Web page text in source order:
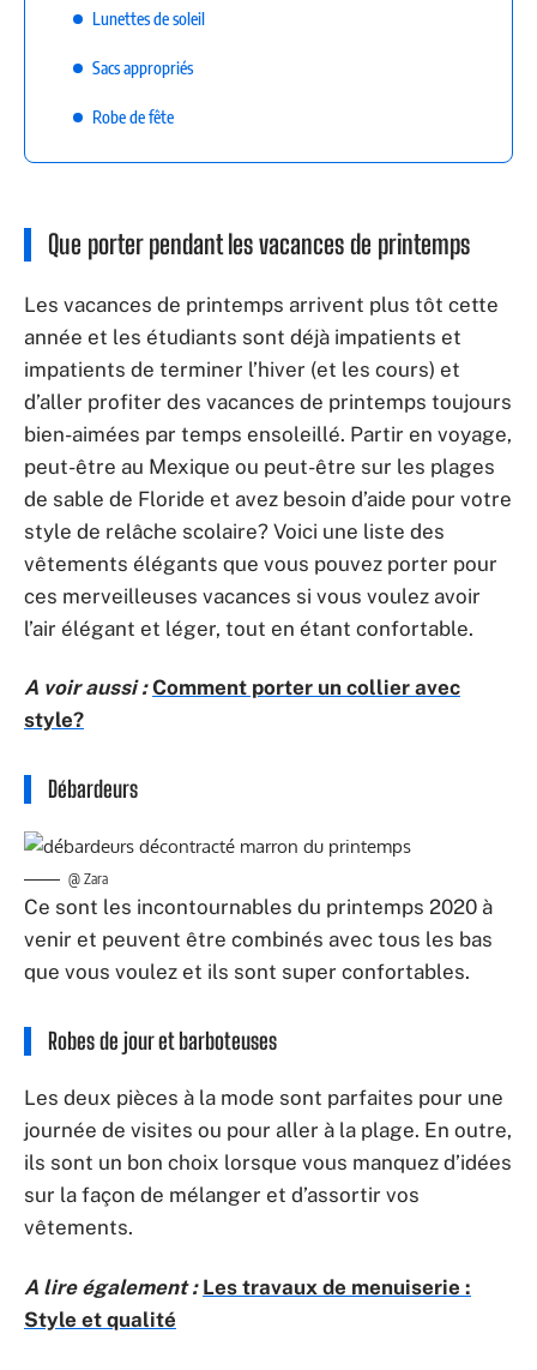
Lunettes de soleil
Sacs appropriés
Robe de fête
Que porter pendant les vacances de printemps
Les vacances de printemps arrivent plus tôt cette
année et les étudiants sont déjà impatients et
impatients de terminer l’hiver (et les cours) et
d’aller profiter des vacances de printemps toujours
bien-aimées par temps ensoleillé. Partir en voyage,
peut-être au Mexique ou peut-être sur les plages
de sable de Floride et avez besoin d’aide pour votre
style de relâche scolaire? Voici une liste des
vêtements élégants que vous pouvez porter pour
ces merveilleuses vacances si vous voulez avoir
l’air élégant et léger, tout en étant confortable.
A voir aussi : Comment porter un collier avec
style?
Débardeurs
@ Zara
Ce sont les incontournables du printemps 2020 à
venir et peuvent être combinés avec tous les bas
que vous voulez et ils sont super confortables.
Robes de jour et barboteuses
Les deux pièces à la mode sont parfaites pour une
journée de visites ou pour aller à la plage. En outre,
ils sont un bon choix lorsque vous manquez d’idées
sur la façon de mélanger et d’assortir vos
vêtements.
A lire également : Les travaux de menuiserie :
Style et qualité